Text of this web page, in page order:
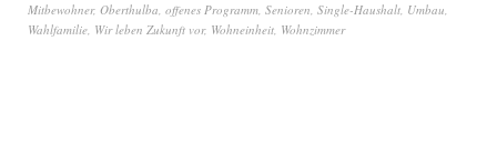
Mitbewohner, Oberthulba, offenes Programm, Senioren, Single-Haushalt, Umbau,
Wahlfamilie, Wir leben Zukunft vor, Wohneinheit, Wohnzimmer